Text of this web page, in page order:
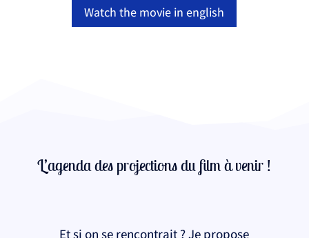
Watch the movie in english
L’agenda des projections du film à venir !
Et si on se rencontrait ? Je propose